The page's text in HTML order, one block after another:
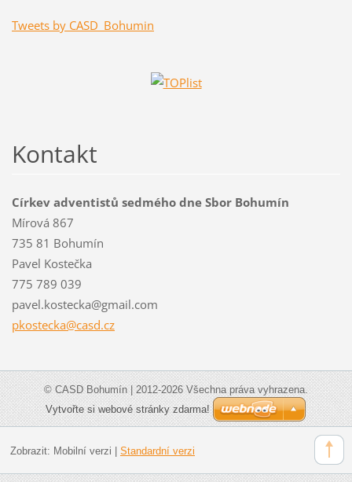
Tweets by CASD_Bohumin
Kontakt
Církev adventistů sedmého dne Sbor Bohumín
Mírová 867
735 81 Bohumín
Pavel Kostečka
775 789 039
pavel.kostecka@gmail.com
pkostecka@casd.cz
© CASD Bohumín | 2012-2026 Všechna práva vyhrazena.
Vytvořte si webové stránky zdarma!
Zobrazit: Mobilní verzi Standardní verzi